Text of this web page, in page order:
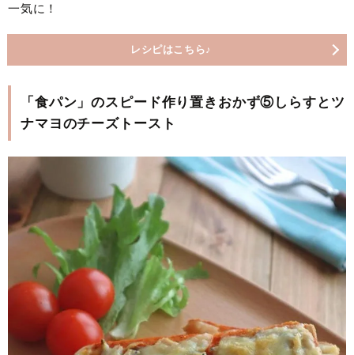
一気に！
レシピはこちら♪
「食パン」のスピード作り置きおかず⑤しらすとツ
ナマヨのチーズトースト